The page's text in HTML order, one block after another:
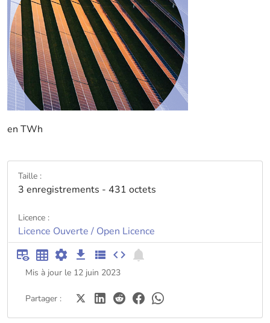
en TWh
Taille :
3 enregistrements - 431 octets
Licence :
Licence Ouverte / Open Licence
Mis à jour le 12 juin 2023
Partager :